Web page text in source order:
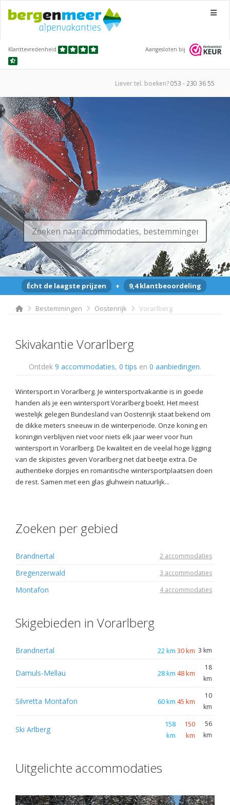
Menu
Klanttevredenheid Aangesloten bij
Liever tel. boeken?053 - 230 36 55
Écht de laagste prijzen + 9,4 klantbeoordeling
Bestemmingen Oostenrijk Vorarlberg
Skivakantie Vorarlberg
Ontdek 9 accommodaties, 0 tips en 0 aanbiedingen.
Wintersport in Vorarlberg. Je wintersportvakantie is in goede
handen als je een wintersport Vorarlberg boekt. Het meest
westelijk gelegen Bundesland van Oostenrijk staat bekend om
de dikke meters sneeuw in de winterperiode. Onze koning en
koningin verblijven niet voor niets elk jaar weer voor hun
wintersport in Vorarlberg. De kwaliteit en de veelal hoge ligging
van de skipistes geven Vorarlberg net dat beetje extra. De
authentieke dorpjes en romantische wintersportplaatsen doen
de rest. Samen met een glas gluhwein natuurlijk...
Zoeken per gebied
Brandnertal 2 accommodaties
Bregenzerwald 3 accommodaties
Montafon 4 accommodaties
Skigebieden in Vorarlberg
Brandnertal 22 km 30 km 3 km
Damuls-Mellau 28 km 48 km
18
km
Silvretta Montafon 60 km 45 km
10
km
Ski Arlberg
158
km
150
km
56
km
Uitgelichte accommodaties